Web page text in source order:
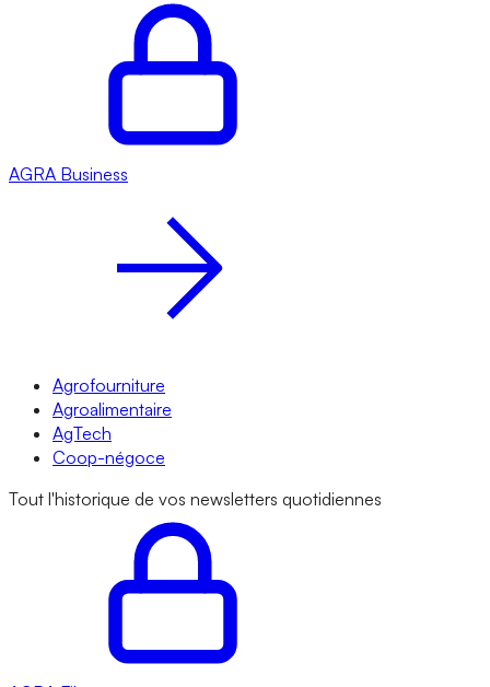
AGRA Business
Agrofourniture
Agroalimentaire
AgTech
Coop-négoce
Tout l'historique de vos newsletters quotidiennes